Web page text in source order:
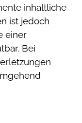
inhaltliche
ist jedoch
einer
Bei